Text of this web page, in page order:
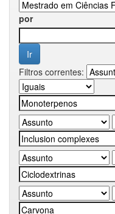
por
Filtros correntes: